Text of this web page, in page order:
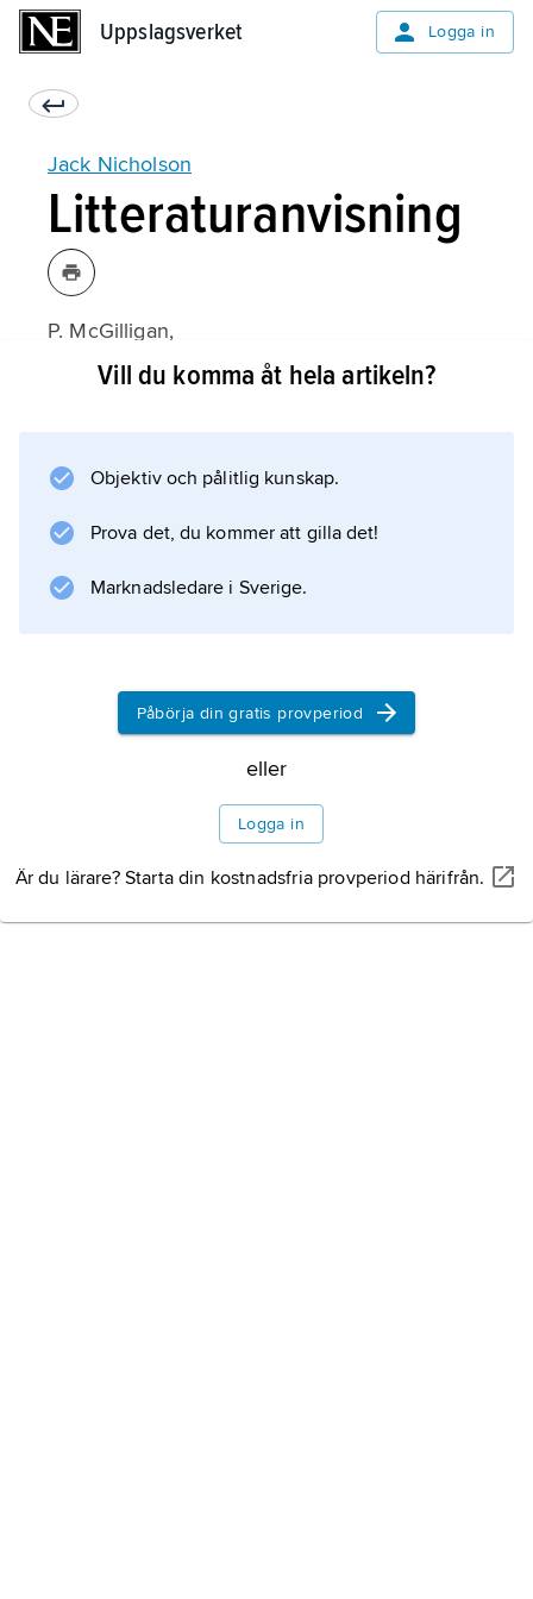
Uppslagsverket Logga in
Jack Nicholson
Litteraturanvisning
P. McGilligan,
Jack’s LifeVill du komma åt hela artikeln?
Objektiv och pålitlig kunskap.
Prova det, du kommer att gilla det!
Marknadsledare i Sverige.
Påbörja din gratis provperiod
eller
Logga in
Är du lärare? Starta din kostnadsfria provperiod härifrån.